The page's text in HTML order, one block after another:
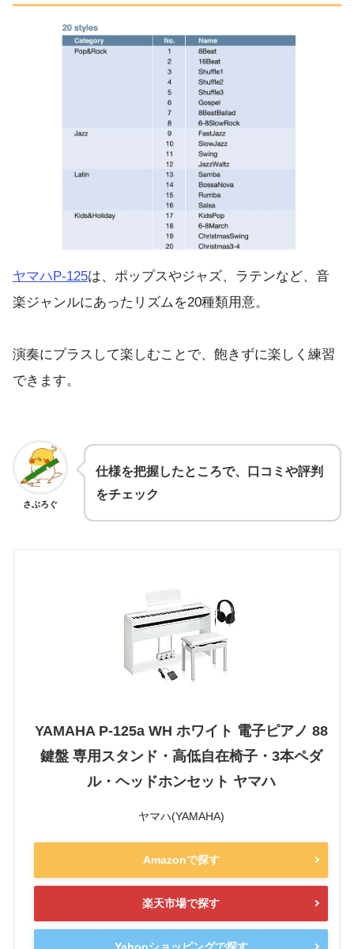
ヤマハP-125は、ポップスやジャズ、ラテンなど、音
楽ジャンルにあったリズムを20種類用意。
演奏にプラスして楽しむことで、飽きずに楽しく練習
できます。
さぶろぐ
仕様を把握したところで、口コミや評判
をチェック
YAMAHA P-125a WH ホワイト 電子ピアノ 88
鍵盤 専用スタンド・高低自在椅子・3本ペダ
ル・ヘッドホンセット ヤマハ
ヤマハ(YAMAHA)
Amazonで探す
楽天市場で探す